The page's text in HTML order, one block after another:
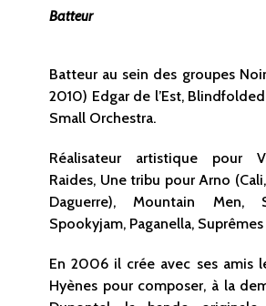
Batteur
Batteur au sein des groupes
2010) Edgar de l’Est,
Small Orchestra.
Réalisateur artistique pour
Raides, Une tribu pour Arno
Daguerre), Mountain Men,
Spookyjam, Paganella,
En 2006 il crée avec ses amis
Hyènes pour composer, à la